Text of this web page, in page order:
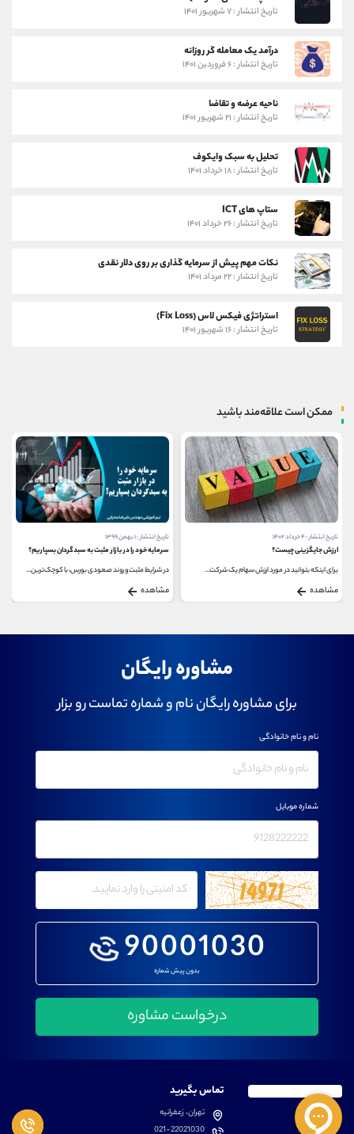
تاریخ انتشار : ۷ شهریور ۱۴۰۱
درآمد یک معامله گر روزانه
تاریخ انتشار : ۶ فروردین ۱۴۰۱
ناحیه عرضه و تقاضا
تاریخ انتشار : ۲۱ شهریور ۱۴۰۱
تحلیل به سبک وایکوف
تاریخ انتشار : ۱۸ خرداد ۱۴۰۱
ستاپ های ICT
تاریخ انتشار : ۲۶ خرداد ۱۴۰۱
نکات مهم پیش از سرمایه گذاری بر روی دلار نقدی
تاریخ انتشار : ۲۲ مرداد ۱۴۰۱
استراتژی فیکس لاس (Fix Loss)
تاریخ انتشار : ۱۶ شهریور ۱۴۰۱
ممکن است علاقه‌مند باشید
تاریخ انتشار : ۴ خرداد ۱۴۰۲
ارزش جایگزینی چیست؟
برای اینکه بتوانید در مورد ارزش سهام یک شرکت...
مشاهده
تاریخ انتشار : ۱ بهمن ۱۳۹۹
سرمایه خود را در بازار مثبت به سبدگردان بسپاریم؟
در شرایط مثبت و روند صعودی بورس، با کوچک‌ترین...
مشاهده
مشاوره رایگان
برای مشاوره رایگان نام و شماره تماست رو بزار
90001030
بدون پیش شماره
نام و نام خانوادگی
شماره موبایل
تماس بگیرید
تهران، زعفرانیه
021-22021030